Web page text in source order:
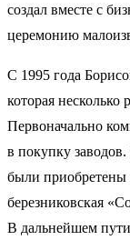
создал вместе с
церемонию
С 1995 года
которая несколько
Первоначально
в покупку
были приобретены
березниковская
В дальнейшем